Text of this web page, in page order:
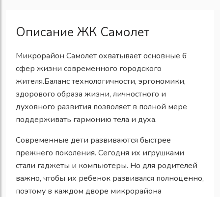
Описание ЖК Самолет
Микрорайон Самолет охватывает основные 6
сфер жизни современного городского
жителя.Баланс технологичности, эргономики,
здорового образа жизни, личностного и
духовного развития позволяет в полной мере
поддерживать гармонию тела и духа.
Современные дети развиваются быстрее
прежнего поколения. Сегодня их игрушками
стали гаджеты и компьютеры. Но для родителей
важно, чтобы их ребенок развивался полноценно,
поэтому в каждом дворе микрорайона